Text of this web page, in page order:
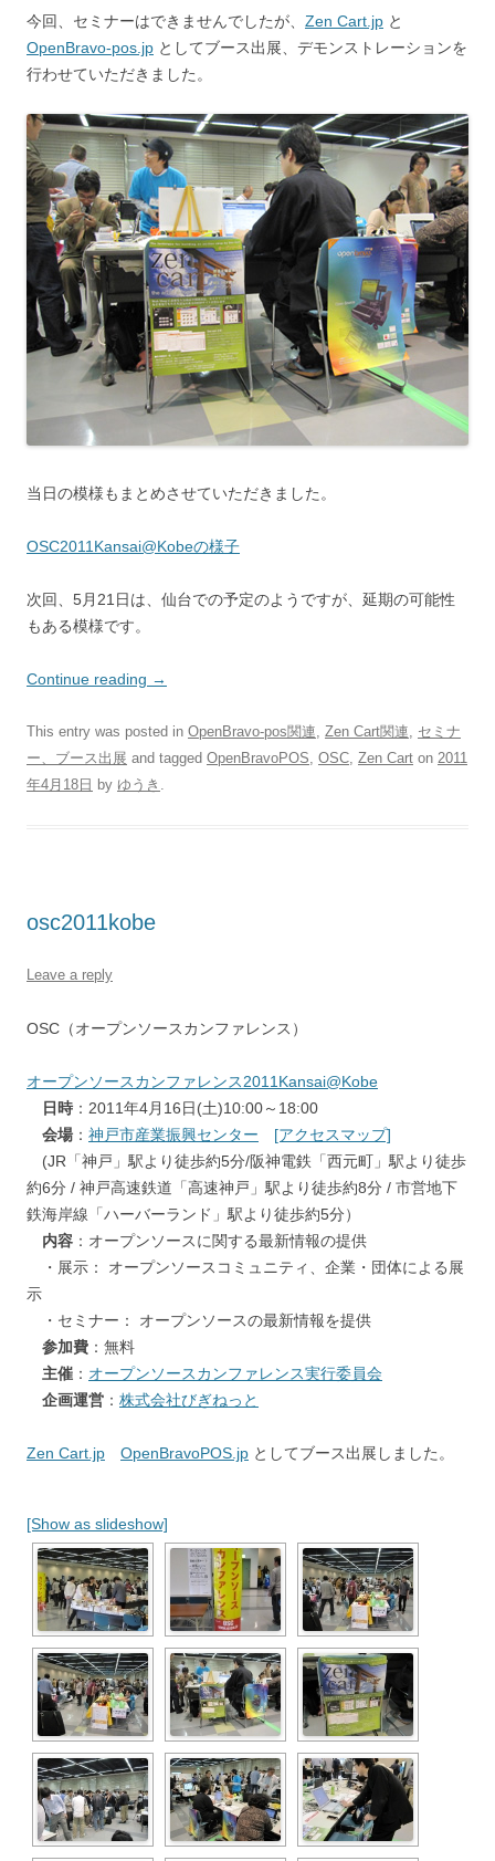
今回、セミナーはできませんでしたが、 Zen Cart.jp と
OpenBravo-pos.jp としてブース出展、デモンストレーションを
行わせていただきました。
当日の模様もまとめさせていただきました。
OSC2011Kansai@Kobeの様子
次回、5月21日は、仙台での予定のようですが、延期の可能性
もある模様です。
Continue reading →
This entry was posted in OpenBravo-pos関連, Zen Cart関連, セミナ
ー、ブース出展 and tagged OpenBravoPOS, OSC, Zen Cart on 2011
年4月18日 by ゆうき .
osc2011kobe
Leave a reply
OSC（オープンソースカンファレンス）
オープンソースカンファレンス2011Kansai@Kobe
日時 ：2011年4月16日(土)10:00～18:00
会場 ： 神戸市産業振興センター
[アクセスマップ]
(JR「神戸」駅より徒歩約5分/阪神電鉄「西元町」駅より徒歩
約6分 / 神戸高速鉄道「高速神戸」駅より徒歩約8分 / 市営地下
鉄海岸線「ハーバーランド」駅より徒歩約5分）
内容 ：オープンソースに関する最新情報の提供
・展示： オープンソースコミュニティ、企業・団体による展
示
・セミナー： オープンソースの最新情報を提供
参加費 ：無料
主催 ： オープンソースカンファレンス実行委員会
企画運営 ： 株式会社びぎねっと
Zen Cart.jp OpenBravoPOS.jp としてブース出展しました。
[Show as slideshow]